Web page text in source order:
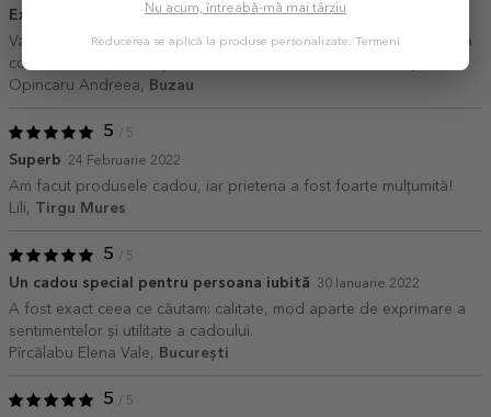
Exact ca în poze! 26 Februarie 2022
Va mulțumesc pentru comanda! Cu siguranță o sa revin cu o noua
comanda! Exact ca în poze , material de calitate! Sunt mulțumită
Opincaru Andreea,
Buzau
5 / 5
Superb 24 Februarie 2022
Am facut produsele cadou, iar prietena a fost foarte mulțumită!
Lili, Tirgu Mures
5 / 5
Un cadou special pentru persoana iubită 30 Ianuarie 2022
A fost exact ceea ce căutam: calitate, mod aparte de exprimare a
sentimentelor și utilitate a cadoului.
Pîrcălabu Elena Vale,
București
5 / 5
Nu acum, întreabă-mă mai târziu
Reducerea se aplică la produse personalizate. Termeni